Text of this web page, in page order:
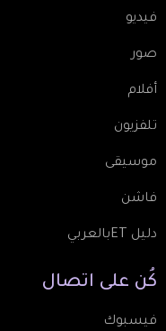
فيديو
صور
أفلام
تلفزيون
موسيقى
فاشن
دليل ETبالعربي
كُن على اتصال
فيسبوك